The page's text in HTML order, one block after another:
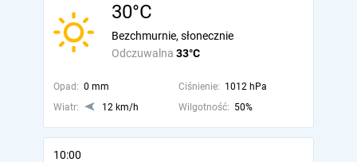
30°C
Odczuwalna 33°C
Bezchmurnie, słonecznie
Opad: 0 mm Ciśnienie: 1012 hPa
Wiatr:
12 km/h Wilgotność: 50%
10:00